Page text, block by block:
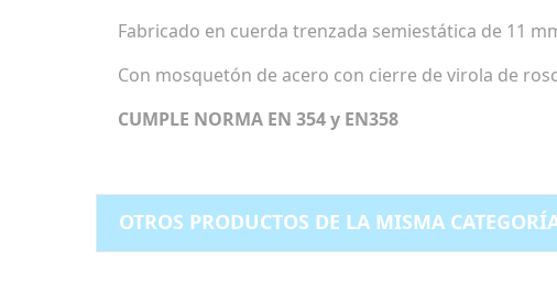
Fabricado en cuerda trenzada semiestática de 11
Con mosquetón de acero con cierre de virola de
CUMPLE NORMA EN 354 y EN358
OTROS PRODUCTOS DE LA MISMA